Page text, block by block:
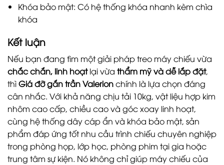
Khóa bảo mật: Có hệ thống khóa nhanh kèm chìa
khóa
Kết luận
Nếu bạn đang tìm một giải pháp treo máy chiếu vừa
chắc chắn, linh hoạtlại vừa thẩm mỹ và dễ lắp đặt,
thìGiá đỡ gắn trần Valerionchính là lựa chọn đáng
cân nhắc. Với khả năng chịu tải 10kg, vật liệu hợp kim
nhôm cao cấp, chiều cao và góc xoay linh hoạt,
cùng hệ thống dây cáp ẩn và khóa bảo mật, sản
phẩm đáp ứng tốt nhu cầu trình chiếu chuyên nghiệp
trong phòng họp, lớp học, phòng phim tại gia hoặc
trung tâm sự kiện. Nó không chỉ giúp máy chiếu của